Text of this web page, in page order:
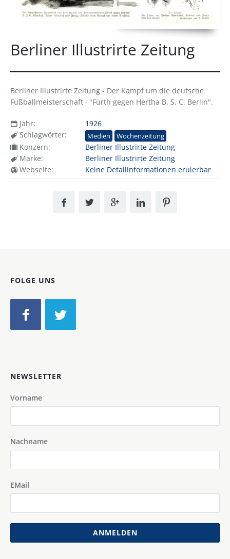
Berliner Illustrirte Zeitung
Berliner Illustrirte Zeitung - Der Kampf um die deutsche
Fußballmeisterschaft · "Fürth gegen Hertha B. S. C. Berlin".
Jahr:
1926
Schlagwörter:
Medien Wochenzeitung
Konzern:
Berliner Illustrirte Zeitung
Marke:
Berliner Illustrirte Zeitung
Webseite:
Keine Detailinformationen eruierbar
FOLGE UNS
NEWSLETTER
Vorname
Nachname
EMail
ANMELDEN